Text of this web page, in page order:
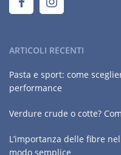
ARTICOLI RECENTI
Pasta e sport: come
performance
Verdure crude o cotte?
L’importanza delle fibre
modo semplice